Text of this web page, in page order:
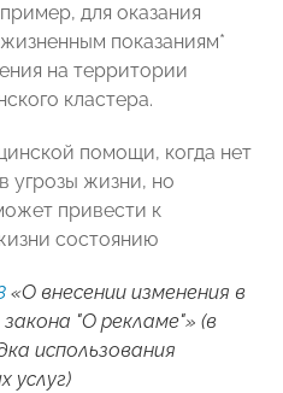
для оказания
показаниям*
на территории
кластера.
помощи, когда нет
угрозы жизни, но
привести к
состоянию
«О внесении изменения в
"О рекламе"» (в
использования
услуг)